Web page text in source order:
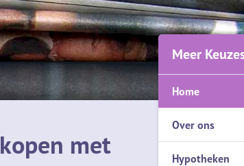
met
Meer
Home
Over ons
Hypotheken